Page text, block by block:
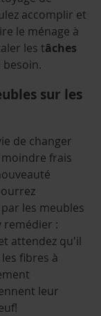
accomplir et
le ménage à
les tâches
besoin.
sur les
de changer
frais
les meubles
remédier :
attendez qu'il
fibres à
leur